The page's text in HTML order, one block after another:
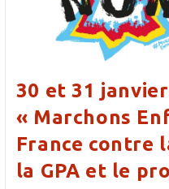
30 et 31
« Marchons
France contre
la GPA et le